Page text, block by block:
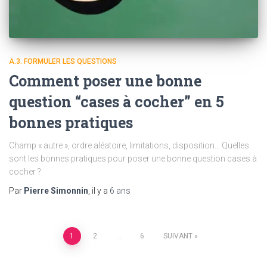
A.3. FORMULER LES QUESTIONS
Comment poser une bonne
question “cases à cocher” en 5
bonnes pratiques
Champ « autre », ordre aléatoire, limitations, disposition… Quelles
sont les bonnes pratiques pour poser une bonne question cases à
cocher ?
Par Pierre Simonnin , il y a 6 ans
Pagination
1 2 6 SUIVANT